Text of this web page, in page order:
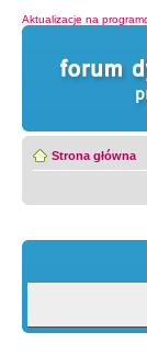
Aktualizacje na
Strona główna